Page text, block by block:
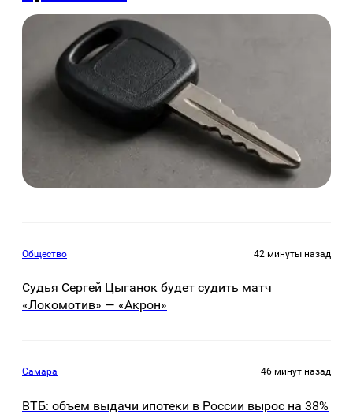
Общество 42 минуты назад
Судья Сергей Цыганок будет судить матч
«Локомотив» — «Акрон»
Самара 46 минут назад
ВТБ: объем выдачи ипотеки в России вырос на 38%